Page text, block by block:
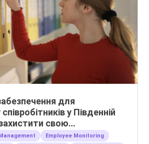
для
у Південній
свою
власністьEmployee Monitoring